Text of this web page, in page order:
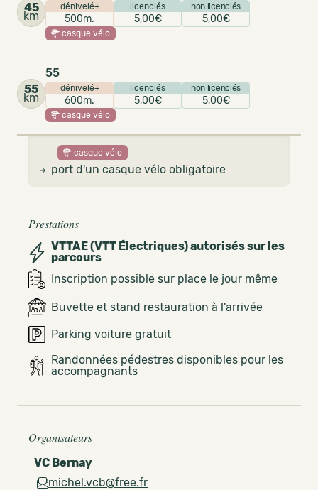
45
km
dénivelé+
500m.
licenciés
5,00€
non licenciés
5,00€
casque vélo
55
km
55
dénivelé+
600m.
licenciés
5,00€
non licenciés
5,00€
casque vélo
casque vélo
port d'un casque vélo obligatoire
Prestations
VTTAE (VTT Électriques) autorisés sur les
parcours
Inscription possible sur place le jour même
Buvette et stand restauration à l'arrivée
Parking voiture gratuit
Randonnées pédestres disponibles pour les
accompagnants
Organisateurs
VC Bernay
michel.vcb@free.fr